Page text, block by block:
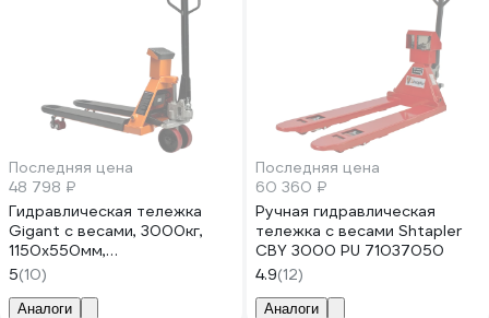
Последняя цена
48 798 ₽
Гидравлическая тележка
Gigant с весами, 3000кг,
1150x550мм,
полиуретановые колеса
JHPT3000-1150-W
5(10)
Аналоги
Последняя цена
60 360 ₽
Ручная гидравлическая
тележка с весами Shtapler
CBY 3000 PU 71037050
4.9(12)
Аналоги